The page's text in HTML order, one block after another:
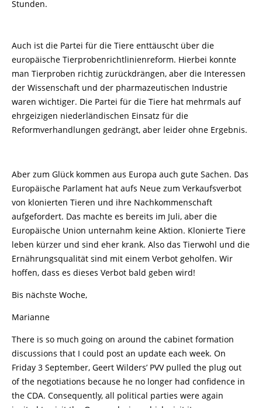
Stunden.
Auch ist die Partei für die Tiere enttäuscht über die
europäische Tierprobenrichtlinienreform. Hierbei konnte
man Tierproben richtig zurückdrängen, aber die Interessen
der Wissenschaft und der pharmazeutischen Industrie
waren wichtiger. Die Partei für die Tiere hat mehrmals auf
ehrgeizigen niederländischen Einsatz für die
Reformverhandlungen gedrängt, aber leider ohne Ergebnis.
Aber zum Glück kommen aus Europa auch gute Sachen. Das
Europäische Parlament hat aufs Neue zum Verkaufsverbot
von klonierten Tieren und ihre Nachkommenschaft
aufgefordert. Das machte es bereits im Juli, aber die
Europäische Union unternahm keine Aktion. Klonierte Tiere
leben kürzer und sind eher krank. Also das Tierwohl und die
Ernährungsqualität sind mit einem Verbot geholfen. Wir
hoffen, dass es dieses Verbot bald geben wird!
Bis nächste Woche,
Marianne
There is so much going on around the cabinet formation
discussions that I could post an update each week. On
Friday 3 September, Geert Wilders’ PVV pulled the plug out
of the negotiations because he no longer had confidence in
the CDA. Consequently, all political parties were again